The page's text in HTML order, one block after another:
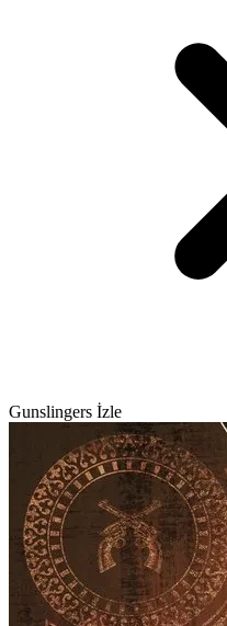
Gunslingers İzle